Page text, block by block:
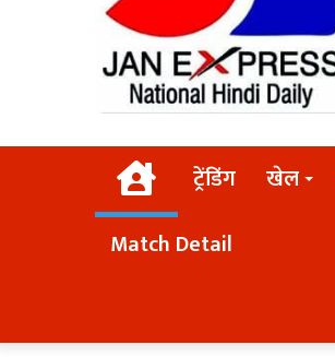
Homeट्रेंडिंग खेल
Match Detail